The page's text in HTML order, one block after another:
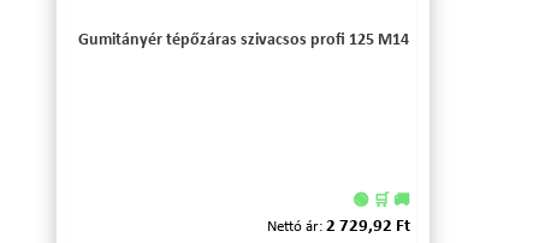
Gumitányér tépőzáras szivacsos profi 125 M14
🟢 🛒 🚚
Nettó ár: 2 729,92 Ft